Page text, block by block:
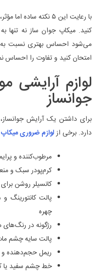
با رعایت این ۵ نکته
کنید. میکاپ جوان ساز نه تنها
می‌شود احساس بهتری نسبت به
امتحان کنید و تفاوت را احساس
لوازم آرایشی
جوانساز
برای داشتن یک آرایش
دارد. برخی ازلوازم ضروری میکاپ
مرطوب‌کننده و
کرم‌پودر سبک و
کانسیلر روشن
پالت کانتورینگ
چهره
رژگونه در
پالت سایه چشم
ریمل حجم‌دهنده
خط چشم سفید یا